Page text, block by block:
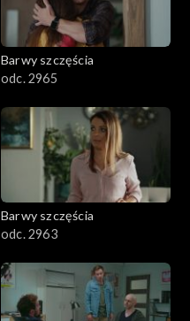
Barwy szczęścia
odc. 2965
Barwy szczęścia
odc. 2963